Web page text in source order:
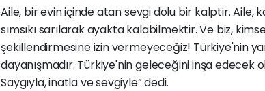
Aile, bir evin içinde atan sevgi dolu bir kalptir. Aile,
sımsıkı sarılarak ayakta kalabilmektir. Ve biz,
şekillendirmesine izin vermeyeceğiz! Türkiye'nin
dayanışmadır. Türkiye'nin geleceğini inşa edecek
Saygıyla, inatla ve sevgiyle” dedi.